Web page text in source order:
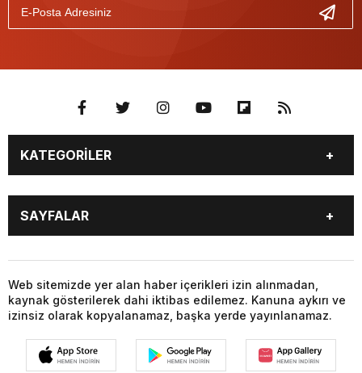
KATEGORİLER
BURÇLAR
CANLI BORSA
CANLI SONUÇLAR
COVID-19
FİKSTÜR
FİRMA EKLE
FİRMA REHBERİ
GAZETE OKU
GAZETELER
HABER GÖNDER
HAVA DURUMU
NÖBETÇİ ECZANELER
PARİTELER
SAYFALAR
CANLI SONUÇLAR
CANLI TV
COVID-19
FİKSTÜR
FİRMA EKLE
FİRMA REHBERİ
GAZETE OKU
GAZETELER
HABER GÖNDER
HAVA DURUMU
Web sitemizde yer alan haber içerikleri izin alınmadan,
kaynak gösterilerek dahi iktibas edilemez. Kanuna aykırı ve
izinsiz olarak kopyalanamaz, başka yerde yayınlanamaz.